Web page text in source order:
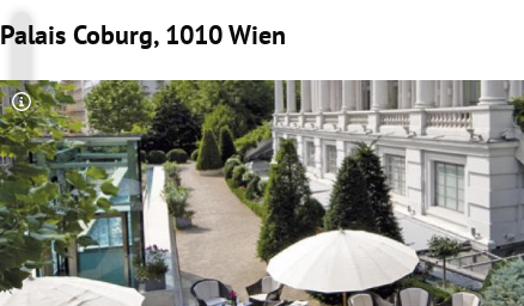
Palais Coburg, 1010 Wien
Copyright-Hinweis öffnen/schließen